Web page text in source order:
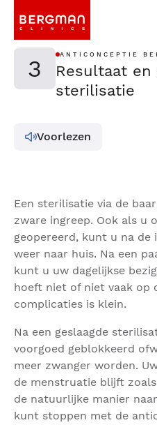
3 ANTICONCEPTIE
Resultaat en
sterilisatie
Voorlezen
Een sterilisatie via de
zware ingreep. Ook als u
geopereerd, kunt u na de
weer naar huis. Na een
kunt u uw dagelijkse
hoeft niet of niet vaak op
complicaties is klein.
Na een geslaagde
voorgoed geblokkeerd
meer zwanger worden.
de menstruatie blijft
de natuurlijke manier
kunt stoppen met de